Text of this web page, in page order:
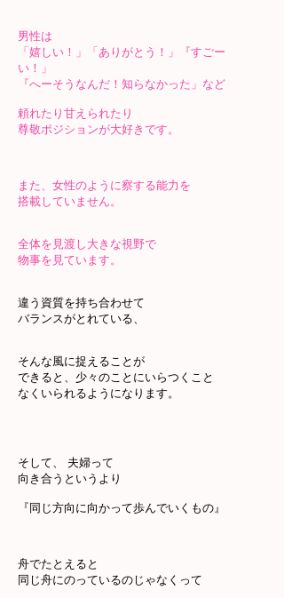
男性は
「嬉しい！」「ありがとう！」『すごー
い！」
『へーそうなんだ！知らなかった」など
頼れたり甘えられたり
尊敬ポジションが大好きです。
また、女性のように察する能力を
搭載していません。
全体を見渡し大きな視野で
物事を見ています。
違う資質を持ち合わせて
バランスがとれている、
そんな風に捉えることが
できると、少々のことにいらつくこと
なくいられるようになります。
そして、 夫婦って
向き合うというより
『同じ方向に向かって歩んでいくもの』
舟でたとえると
同じ舟にのっているのじゃなくって